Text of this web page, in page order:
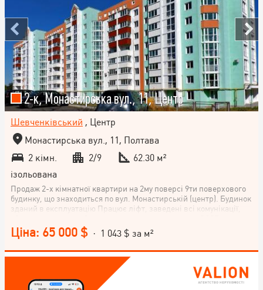
2-к, Монастирська вул., 11, Центр
Шевченківський , Центр
Монастирська вул., 11, Полтава
2 кімн.
2/9
62.30 м²
ізольована
Продаж 2-х кімнатної квартири на 2му поверсі 9ти поверхового
будинку, що знаходиться по вул. Монастирській (центр). Будинок
зданий в експлуатацію Працює ліфт, заведені всі комунікації,
Опалення автономне. Гарна інфраструктура
Ціна: 65 000 $ · 1 043 $ за м²